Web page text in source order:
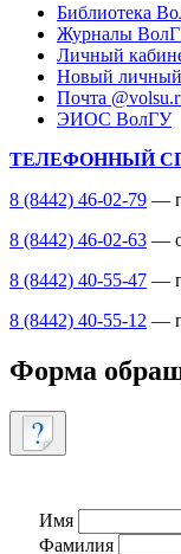
Библиотека
Журналы
Личный
Новый личный
Почта
ЭИОС ВолГУ
ТЕЛЕФОННЫЙ
8 (8442) 46-02-79 —
8 (8442) 46-02-63 —
8 (8442) 40-55-47 —
8 (8442) 40-55-12 —
Форма
Имя
Фамилия